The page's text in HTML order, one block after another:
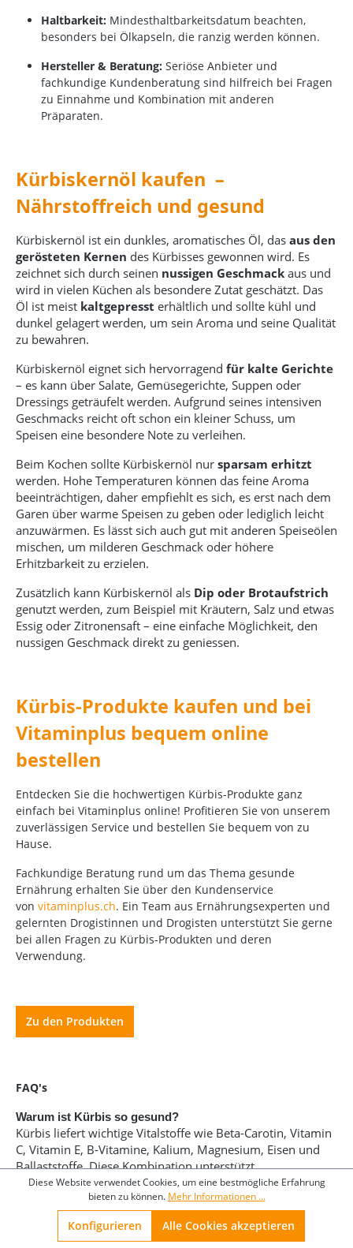
Haltbarkeit: Mindesthaltbarkeitsdatum beachten,
besonders bei Ölkapseln, die ranzig werden können.
Hersteller & Beratung: Seriöse Anbieter und
fachkundige Kundenberatung sind hilfreich bei Fragen
zu Einnahme und Kombination mit anderen
Präparaten.
Kürbiskernöl kaufen –
Nährstoffreich und gesund
Kürbiskernöl ist ein dunkles, aromatisches Öl, das aus den
gerösteten Kernen des Kürbisses gewonnen wird. Es
zeichnet sich durch seinen nussigen Geschmack aus und
wird in vielen Küchen als besondere Zutat geschätzt. Das
Öl ist meist kaltgepresst erhältlich und sollte kühl und
dunkel gelagert werden, um sein Aroma und seine Qualität
zu bewahren.
Kürbiskernöl eignet sich hervorragend für kalte Gerichte
– es kann über Salate, Gemüsegerichte, Suppen oder
Dressings geträufelt werden. Aufgrund seines intensiven
Geschmacks reicht oft schon ein kleiner Schuss, um
Speisen eine besondere Note zu verleihen.
Beim Kochen sollte Kürbiskernöl nur sparsam erhitzt
werden. Hohe Temperaturen können das feine Aroma
beeinträchtigen, daher empfiehlt es sich, es erst nach dem
Garen über warme Speisen zu geben oder lediglich leicht
anzuwärmen. Es lässt sich auch gut mit anderen Speiseölen
mischen, um milderen Geschmack oder höhere
Erhitzbarkeit zu erzielen.
Zusätzlich kann Kürbiskernöl als Dip oder Brotaufstrich
genutzt werden, zum Beispiel mit Kräutern, Salz und etwas
Essig oder Zitronensaft – eine einfache Möglichkeit, den
nussigen Geschmack direkt zu geniessen.
Kürbis-Produkte kaufen und bei
Vitaminplus bequem online
bestellen
Entdecken Sie die hochwertigen Kürbis-Produkte ganz
einfach bei Vitaminplus online! Profitieren Sie von unserem
zuverlässigen Service und bestellen Sie bequem von zu
Hause.
Fachkundige Beratung rund um das Thema gesunde
Ernährung erhalten Sie über den Kundenservice
von vitaminplus.ch. Ein Team aus Ernährungsexperten und
gelernten Drogistinnen und Drogisten unterstützt Sie gerne
bei allen Fragen zu Kürbis-Produkten und deren
Verwendung.
Zu den Produkten
FAQ's
Warum ist Kürbis so gesund?
Kürbis liefert wichtige Vitalstoffe wie Beta-Carotin, Vitamin
C, Vitamin E, B-Vitamine, Kalium, Magnesium, Eisen und
Ballaststoffe. Diese Kombination unterstützt
Immunsystem, Zellschutz, Herz-Kreislauf-Funktion und
eine gesunde Verdauung – bei gleichzeitig sehr wenigen
Kalorien.
Diese Website verwendet Cookies, um eine bestmögliche Erfahrung
bieten zu können. Mehr Informationen ...
Konfigurieren Alle Cookies akzeptieren